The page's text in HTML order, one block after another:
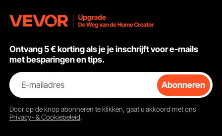
Ontvang 5 € korting als je je inschrijft voor e-mails
met besparingen en tips.
E-mailadres Abonneren
Door op de knopabonneren te klikken, gaat u akkoord met ons
Privacy- & Cookiebeleid.